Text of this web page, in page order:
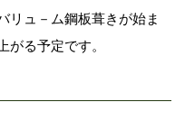
リュ－ム鋼板葺きが始ま
がる予定です。